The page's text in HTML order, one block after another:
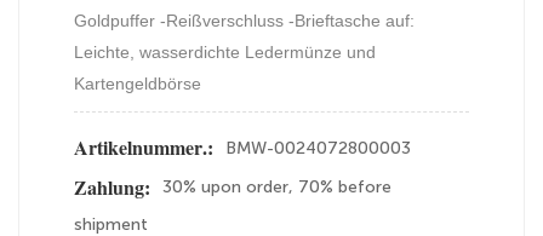
Goldpuffer -Reißverschluss -Brieftasche auf:
Leichte, wasserdichte Ledermünze und
Kartengeldbörse
Artikelnummer.:
BMW-0024072800003
Zahlung:
30% upon order, 70% before
shipment